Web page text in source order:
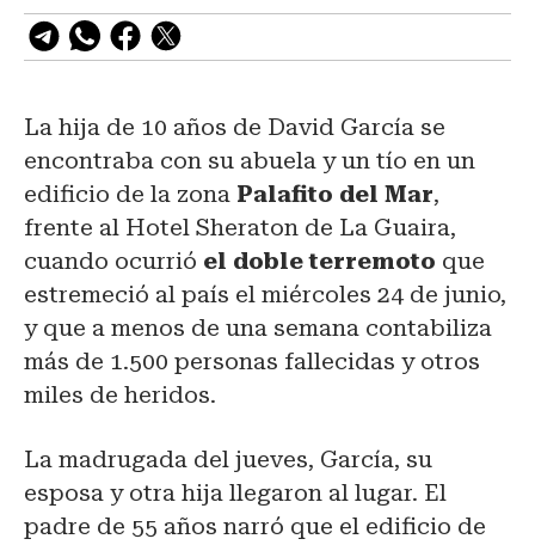
La hija de 10 años de David García se
encontraba con su abuela y un tío en un
edificio de la zona Palafito del Mar,
frente al Hotel Sheraton de La Guaira,
cuando ocurrió el doble terremoto que
estremeció al país el miércoles 24 de junio,
y que a menos de una semana contabiliza
más de 1.500 personas fallecidas y otros
miles de heridos.
La madrugada del jueves, García, su
esposa y otra hija llegaron al lugar. El
padre de 55 años narró que el edificio de